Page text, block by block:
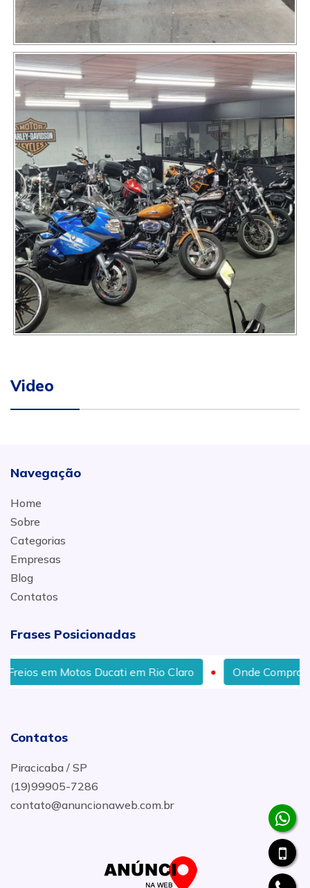
Video
Navegação
Home
Sobre
Categorias
Empresas
Blog
Contatos
Frases Posicionadas
Ducati em Rio Claro Onde Comprar Guidão para
Contatos
Piracicaba / SP
(19)99905-7286
contato@anuncionaweb.com.br